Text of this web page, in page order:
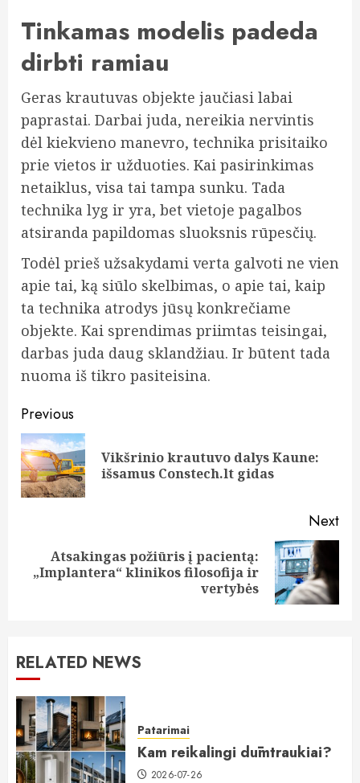
Tinkamas modelis padeda
dirbti ramiau
Geras krautuvas objekte jaučiasi labai
paprastai. Darbai juda, nereikia nervintis
dėl kiekvieno manevro, technika prisitaiko
prie vietos ir užduoties. Kai pasirinkimas
netaiklus, visa tai tampa sunku. Tada
technika lyg ir yra, bet vietoje pagalbos
atsiranda papildomas sluoksnis rūpesčių.
Todėl prieš užsakydami verta galvoti ne vien
apie tai, ką siūlo skelbimas, o apie tai, kaip
ta technika atrodys jūsų konkrečiame
objekte. Kai sprendimas priimtas teisingai,
darbas juda daug sklandžiau. Ir būtent tada
nuoma iš tikro pasiteisina.
Continue
Reading
Previous
Vikšrinio krautuvo dalys Kaune:
išsamus Constech.lt gidas
Next
Next
Atsakingas požiūris į pacientą:
„Implantera“ klinikos filosofija ir
vertybės
RELATED NEWS
Patarimai
Kam reikalingi dūmtraukiai?
2026-07-26